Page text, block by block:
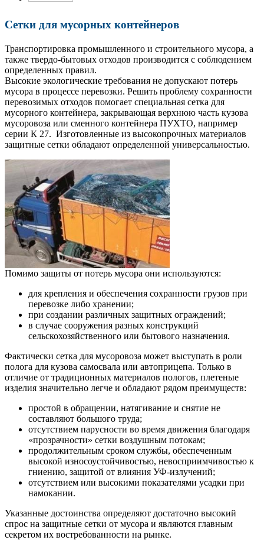
Сетки для мусорных контейнеров
Транспортировка промышленного и строительного мусора, а
также твердо-бытовых отходов производится с соблюдением
определенных правил.
Высокие экологические требования не допускают потерь
мусора в процессе перевозки. Решить проблему сохранности
перевозимых отходов помогает специальная сетка для
мусорного контейнера, закрывающая верхнюю часть кузова
мусоровоза или сменного контейнера ПУХТО, например
серии К 27. Изготовленные из высокопрочных материалов
защитные сетки обладают определенной универсальностью.
Помимо защиты от потерь мусора они используются:
для крепления и обеспечения сохранности грузов при
перевозке либо хранении;
при создании различных защитных ограждений;
в случае сооружения разных конструкций
сельскохозяйственного или бытового назначения.
Фактически сетка для мусоровоза может выступать в роли
полога для кузова самосвала или автоприцепа. Только в
отличие от традиционных материалов пологов, плетеные
изделия значительно легче и обладают рядом преимуществ:
простой в обращении, натягивание и снятие не
составляют большого труда;
отсутствием парусности во время движения благодаря
«прозрачности» сетки воздушным потокам;
продолжительным сроком службы, обеспеченным
высокой износоустойчивостью, невосприимчивостью к
гниению, защитой от влияния УФ-излучений;
отсутствием или высокими показателями усадки при
намокании.
Указанные достоинства определяют достаточно высокий
спрос на защитные сетки от мусора и являются главным
секретом их востребованности на рынке.